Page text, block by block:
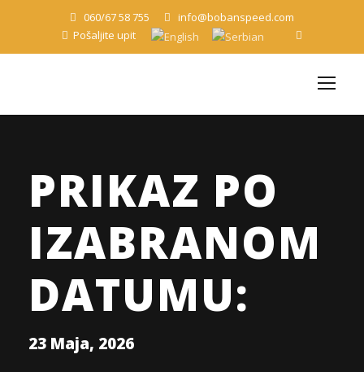
060/67 58 755
info@bobanspeed.com
Pošaljite upit
PRIKAZ PO
IZABRANOM
DATUMU:
23 Maja, 2026